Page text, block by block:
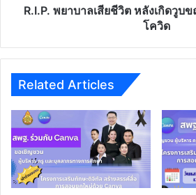
ทดแทน
ช่วง
วิด
R.I.P. พยาบาลเสียชีวิต หลังเกิดวูบ
โควิด
Related Articles